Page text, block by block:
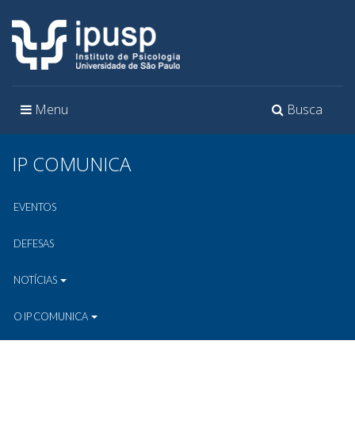
Toggle
Busca
Toggle
Menu
IP COMUNICA
EVENTOS
DEFESAS
NOTÍCIAS
O IP COMUNICA